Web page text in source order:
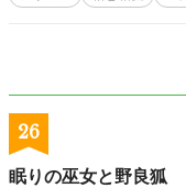
恋はカク
26
眠りの巫女と野良狐